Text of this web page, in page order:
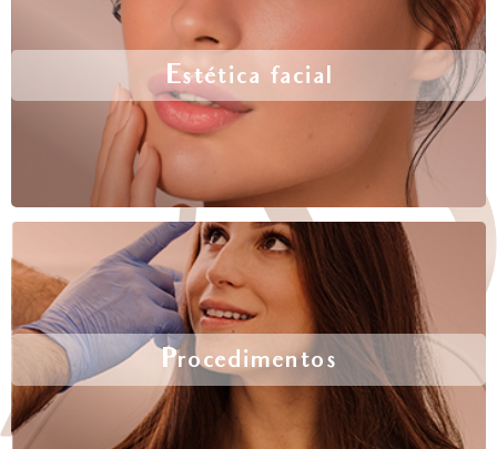
Estética facial
Procedimentos